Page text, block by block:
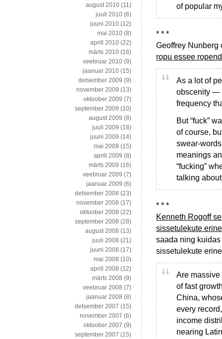
of popular
* * *
Geoffrey
ropu essee
As a lot of
obscenity —
frequency
But “fuck”
of course,
swear-
meanings
“fucking”
talking
* * *
Kenneth Rogoff
sissetulekute
saada ning
sissetulekute
Are
of fast
China,
every
income
nearing
august 2010 (11)
juuli 2010 (6)
juuni 2010 (12)
mai 2010 (8)
aprill 2010 (22)
märts 2010 (16)
veebruar 2010 (9)
jaanuar 2010 (15)
detsember 2009 (9)
november 2009 (13)
oktoober 2009 (7)
september 2009 (10)
august 2009 (8)
juuli 2009 (18)
juuni 2009 (14)
mai 2009 (15)
aprill 2009 (8)
märts 2009 (16)
veebruar 2009 (7)
jaanuar 2009 (6)
detsember 2008 (23)
november 2008 (17)
oktoober 2008 (22)
september 2008 (28)
august 2008 (13)
juuli 2008 (21)
juuni 2008 (17)
mai 2008 (10)
aprill 2008 (12)
märts 2008 (9)
veebruar 2008 (7)
jaanuar 2008 (8)
detsember 2007 (15)
november 2007 (6)
oktoober 2007 (9)
september 2007 (15)